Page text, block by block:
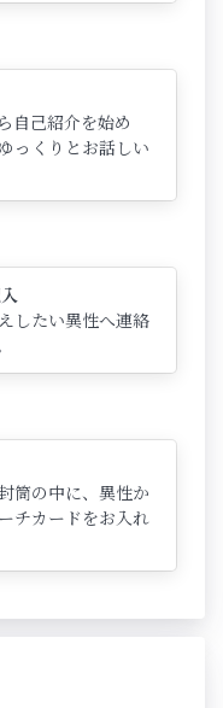
自己紹介を始め
っくりとお話しい
したい異性へ連絡
筒の中に、異性か
チカードをお入れ